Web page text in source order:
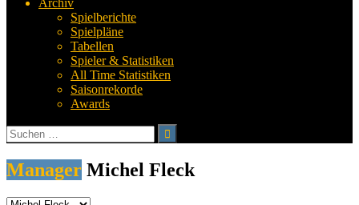
Spielberichte
Spielpläne
Tabellen
Spieler & Statistiken
All Time Statistiken
Saisonrekorde
Awards
Suchen
nach:
Manager Michel Fleck